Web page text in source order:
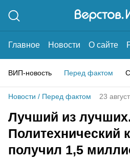
Главное Новости О сайте
ВИП-новость Перед фактом
Новости / Перед фактом 23
Лучший из
Политехнический
получил 1,5